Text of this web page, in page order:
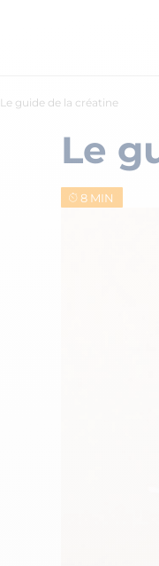
Le guide de la créatine
Le
8 MIN